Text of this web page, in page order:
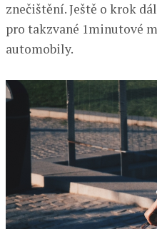
znečištění. Ještě o krok
pro takzvané 1minutové
automobily.